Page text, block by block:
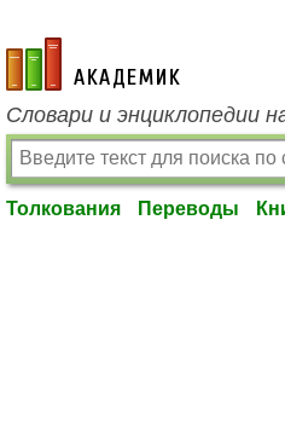
academic.ru
Словари и энциклопедии
Толкования Переводы